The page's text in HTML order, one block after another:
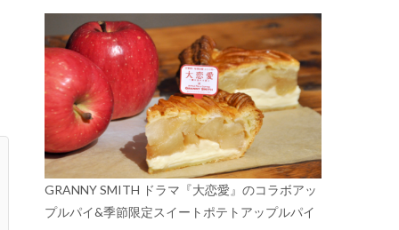
GRANNY SMITH ドラマ『大恋愛』のコラボアッ
プルパイ&季節限定スイートポテトアップルパイ